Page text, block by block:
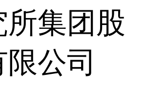
所集团股
公司